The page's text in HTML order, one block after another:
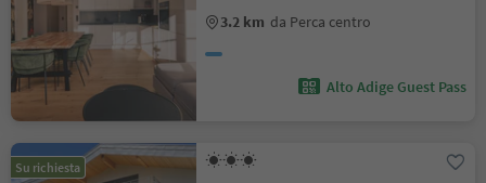
3.2 km da Perca centro
Alto Adige Guest Pass
Su richiesta